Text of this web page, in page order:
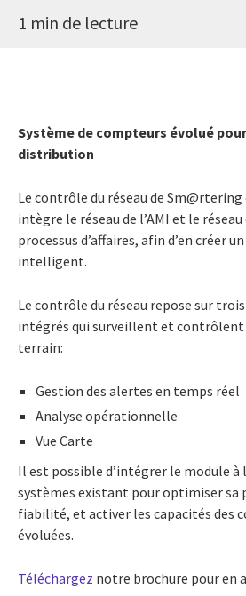
1 min de lecture
Système de compteurs évolué
distribution
Le contrôle du réseau de
intègre le réseau de l’AMI et le
processus d’affaires, afin d’en créer
intelligent.
Le contrôle du réseau repose sur
intégrés qui surveillent et contrôlent
terrain:
Gestion des alertes en temps réel
Analyse opérationnelle
Vue Carte
Il est possible d’intégrer le module à
systèmes existant pour optimiser sa
fiabilité, et activer les capacités des
évoluées.
Téléchargez notre brochure pour en